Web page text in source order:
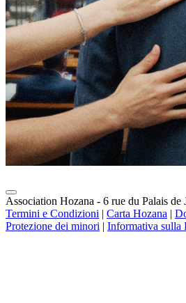
Association Hozana - 6 rue du Palais de
Termini e Condizioni | Carta Hozana |
Protezione dei minori | Informativa sulla